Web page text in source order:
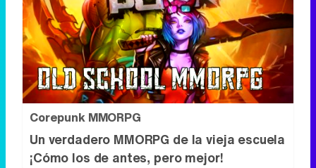
Corepunk MMORPG
Un verdadero MMORPG de la vieja escuela
¡Cómo los de antes, pero mejor!